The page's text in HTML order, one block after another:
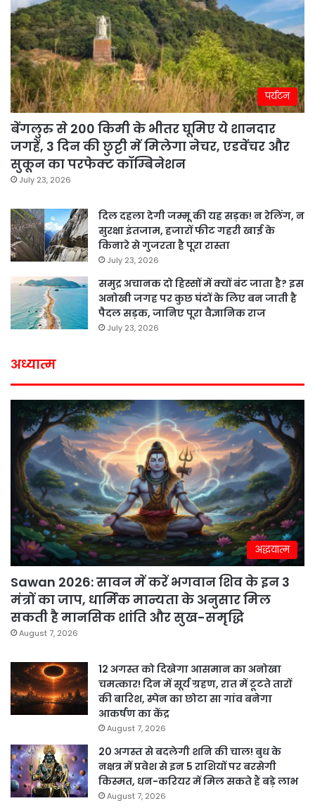
पर्यटन
बेंगलुरु से 200 किमी के भीतर घूमिए ये शानदार
जगहें, 3 दिन की छुट्टी में मिलेगा नेचर, एडवेंचर और
सुकून का परफेक्ट कॉम्बिनेशन
July 23, 2026
दिल दहला देगी जम्मू की यह सड़क! न रेलिंग, न
सुरक्षा इंतजाम, हजारों फीट गहरी खाई के
किनारे से गुजरता है पूरा रास्ता
July 23, 2026
समुद्र अचानक दो हिस्सों में क्यों बंट जाता है? इस
अनोखी जगह पर कुछ घंटों के लिए बन जाती है
पैदल सड़क, जानिए पूरा वैज्ञानिक राज
July 23, 2026
अध्यात्म
अद्धयात्म
Sawan 2026: सावन में करें भगवान शिव के इन 3
मंत्रों का जाप, धार्मिक मान्यता के अनुसार मिल
सकती है मानसिक शांति और सुख-समृद्धि
August 7, 2026
12 अगस्त को दिखेगा आसमान का अनोखा
चमत्कार! दिन में सूर्य ग्रहण, रात में टूटते तारों
की बारिश, स्पेन का छोटा सा गांव बनेगा
आकर्षण का केंद्र
August 7, 2026
20 अगस्त से बदलेगी शनि की चाल! बुध के
नक्षत्र में प्रवेश से इन 5 राशियों पर बरसेगी
किस्मत, धन-करियर में मिल सकते हैं बड़े लाभ
August 7, 2026